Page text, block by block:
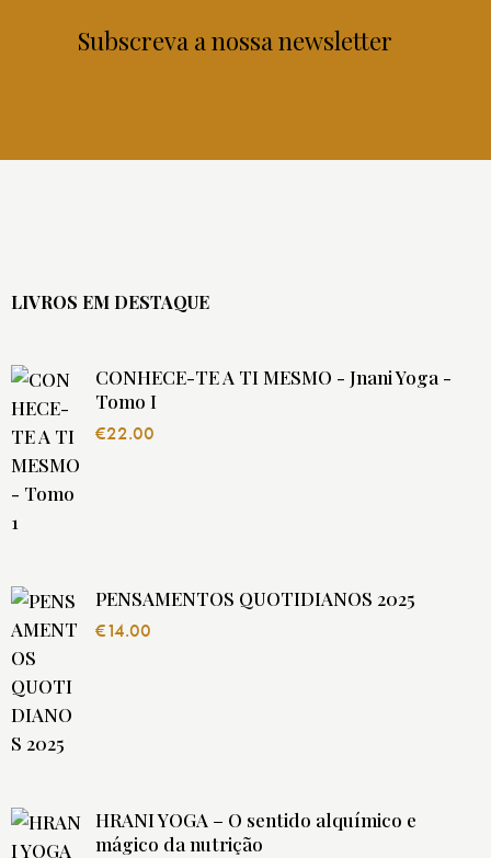
Subscreva a nossa newsletter
LIVROS EM DESTAQUE
CONHECE-TE A TI MESMO - Jnani Yoga -
Tomo I
€22.00
PENSAMENTOS QUOTIDIANOS 2025
€14.00
HRANI YOGA – O sentido alquímico e
mágico da nutrição